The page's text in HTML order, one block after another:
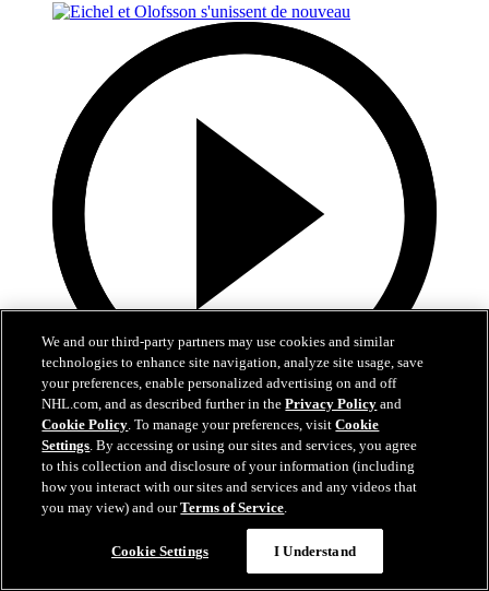
0:44
Eichel et Olofsson s'unissent de nouveau
09 mai 2025
We and our third-party partners may use cookies and similar
technologies to enhance site navigation, analyze site usage, save
your preferences, enable personalized advertising on and off
NHL.com, and as described further in thePrivacy Policy and
Cookie Policy. To manage your preferences, visitCookie
Settings. By accessing or using our sites and services, you agree
to this collection and disclosure of your information (including
how you interact with our sites and services and any videos that
you may view) and ourTerms of Service.
Cookie Settings I Understand